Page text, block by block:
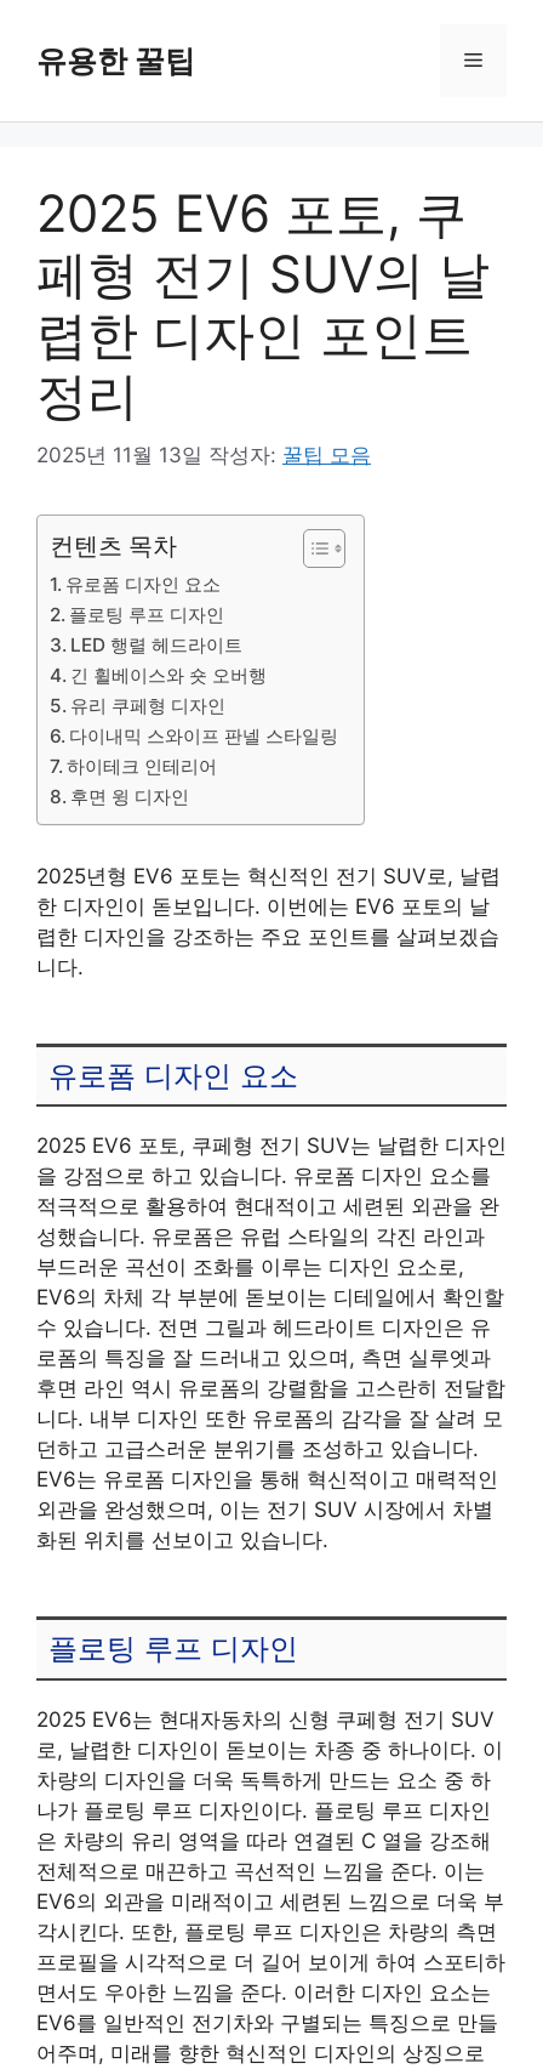
유용한 꿀팁 메
2025 EV6 포토, 쿠
페형 전기 SUV의 날
렵한 디자인 포인트
정리
2025년 11월 13일 작성자: 꿀팁 모음
컨텐츠 목차
유로폼 디자인 요소
플로팅 루프 디자인
LED 행렬 헤드라이트
긴 휠베이스와 숏 오버행
유리 쿠페형 디자인
다이내믹 스와이프 판넬 스타일링
하이테크 인테리어
후면 윙 디자인
2025년형 EV6 포토는 혁신적인 전기 SUV로, 날렵
한 디자인이 돋보입니다. 이번에는 EV6 포토의 날
렵한 디자인을 강조하는 주요 포인트를 살펴보겠습
니다.
유로폼 디자인 요소
2025 EV6 포토, 쿠페형 전기 SUV는 날렵한 디자인
을 강점으로 하고 있습니다. 유로폼 디자인 요소를
적극적으로 활용하여 현대적이고 세련된 외관을 완
성했습니다. 유로폼은 유럽 스타일의 각진 라인과
부드러운 곡선이 조화를 이루는 디자인 요소로,
EV6의 차체 각 부분에 돋보이는 디테일에서 확인할
수 있습니다. 전면 그릴과 헤드라이트 디자인은 유
로폼의 특징을 잘 드러내고 있으며, 측면 실루엣과
후면 라인 역시 유로폼의 강렬함을 고스란히 전달합
니다. 내부 디자인 또한 유로폼의 감각을 잘 살려 모
던하고 고급스러운 분위기를 조성하고 있습니다.
EV6는 유로폼 디자인을 통해 혁신적이고 매력적인
외관을 완성했으며, 이는 전기 SUV 시장에서 차별
화된 위치를 선보이고 있습니다.
플로팅 루프 디자인
2025 EV6는 현대자동차의 신형 쿠페형 전기 SUV
로, 날렵한 디자인이 돋보이는 차종 중 하나이다. 이
차량의 디자인을 더욱 독특하게 만드는 요소 중 하
나가 플로팅 루프 디자인이다. 플로팅 루프 디자인
은 차량의 유리 영역을 따라 연결된 C 열을 강조해
전체적으로 매끈하고 곡선적인 느낌을 준다. 이는
EV6의 외관을 미래적이고 세련된 느낌으로 더욱 부
각시킨다. 또한, 플로팅 루프 디자인은 차량의 측면
프로필을 시각적으로 더 길어 보이게 하여 스포티하
면서도 우아한 느낌을 준다. 이러한 디자인 요소는
EV6를 일반적인 전기차와 구별되는 특징으로 만들
어주며, 미래를 향한 혁신적인 디자인의 상징으로